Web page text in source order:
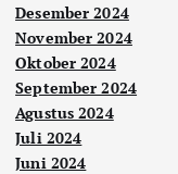
Desember 2024
November 2024
Oktober 2024
September 2024
Agustus 2024
Juli 2024
Juni 2024